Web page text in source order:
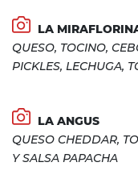
LA
QUESO, TOCINO,
PICKLES, LECHUGA,
LA ANGUS
QUESO CHEDDAR,
Y SALSA PAPACHA